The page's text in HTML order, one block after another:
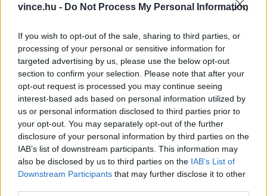
vince.hu - Do Not Process My Personal Information
If you wish to opt-out of the sale, sharing to third parties, or
processing of your personal or sensitive information for
targeted advertising by us, please use the below opt-out
section to confirm your selection. Please note that after your
opt-out request is processed you may continue seeing
interest-based ads based on personal information utilized by
us or personal information disclosed to third parties prior to
your opt-out. You may separately opt-out of the further
disclosure of your personal information by third parties on the
IAB’s list of downstream participants. This information may
also be disclosed by us to third parties on the IAB’s List of
Downstream Participants that may further disclose it to other
A shiitake gomba gazdag B-vitaminokban,D-
vitamin ban, és a lentinán nevű poliszacharidban,
amelyről úgy tartják, hogy erősíti az
immunrendszert és valószínűleg rákmegelőző
hatással is bír. Húsos, füstös íze miatt kitűnő
levesekhez és vegetáriánus alternatívaként húsos
ételek helyett.